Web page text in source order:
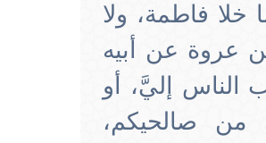
فاطمة، ولا
عروة عن أبيه
الناس إليَّ، أو
من صالحيكم،